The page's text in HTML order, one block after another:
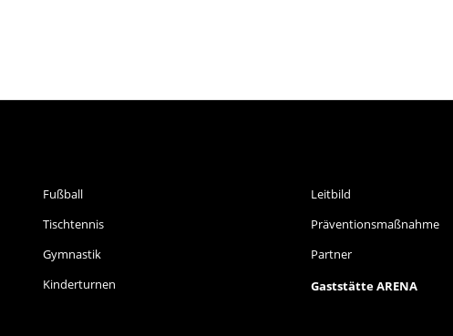
Fußball
Tischtennis
Gymnastik
Kinderturnen
Leitbild
Präventionsmaßnahme
Partner
Gaststätte ARENA